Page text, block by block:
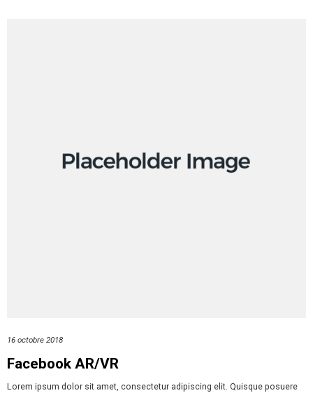
16 octobre 2018
Facebook AR/VR
Lorem ipsum dolor sit amet, consectetur adipiscing elit. Quisque posuere